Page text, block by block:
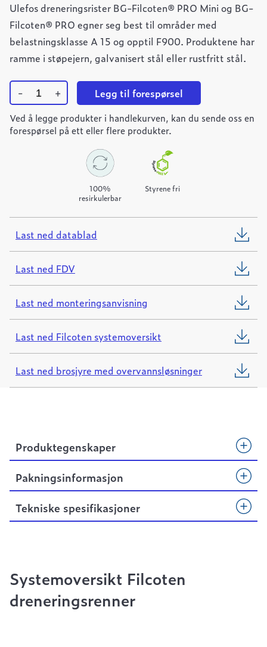
Ulefos dreneringsrister BG-Filcoten® PRO Mini og BG-
Filcoten® PRO egner seg best til områder med
belastningsklasse A 15 og opptil F900. Produktene har
ramme i støpejern, galvanisert stål eller rustfritt stål.
-
Ulefos
Filcoten
PRO
100
+ Legg til forespørsel
Ved å legge produkter i handlekurven, kan du sende oss en
forespørsel på ett eller flere produkter.
100%
resirkulerbar
Styrene fri
Last ned datablad
Last ned FDV
Last ned monteringsanvisning
Last ned Filcoten systemoversikt
Last ned brosjyre med overvannsløsninger
Produktegenskaper
Pakningsinformasjon
Tekniske spesifikasjoner
Systemoversikt Filcoten
dreneringsrenner